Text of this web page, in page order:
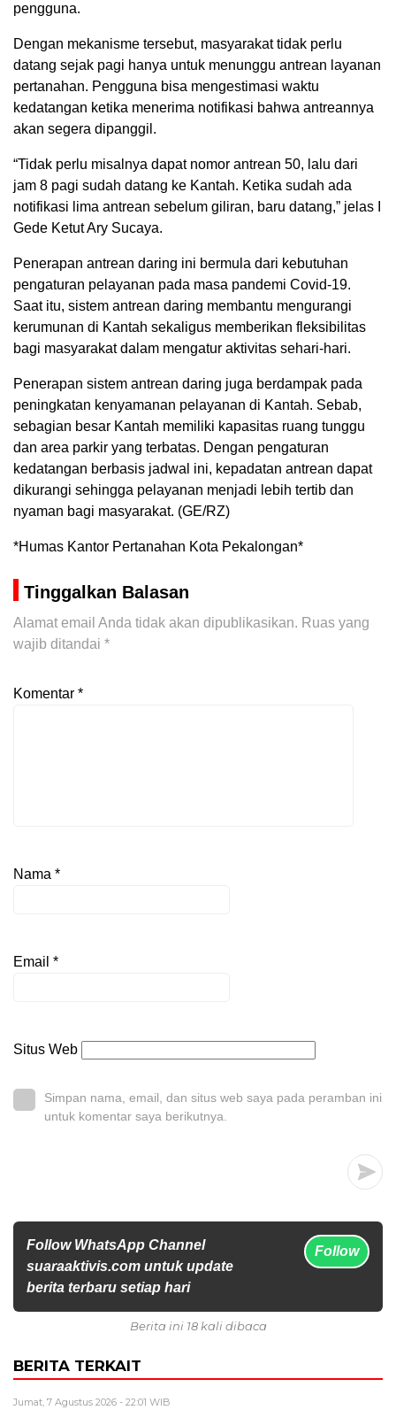
pengguna.
Dengan mekanisme tersebut, masyarakat tidak perlu
datang sejak pagi hanya untuk menunggu antrean layanan
pertanahan. Pengguna bisa mengestimasi waktu
kedatangan ketika menerima notifikasi bahwa antreannya
akan segera dipanggil.
“Tidak perlu misalnya dapat nomor antrean 50, lalu dari
jam 8 pagi sudah datang ke Kantah. Ketika sudah ada
notifikasi lima antrean sebelum giliran, baru datang,” jelas I
Gede Ketut Ary Sucaya.
Penerapan antrean daring ini bermula dari kebutuhan
pengaturan pelayanan pada masa pandemi Covid-19.
Saat itu, sistem antrean daring membantu mengurangi
kerumunan di Kantah sekaligus memberikan fleksibilitas
bagi masyarakat dalam mengatur aktivitas sehari-hari.
Penerapan sistem antrean daring juga berdampak pada
peningkatan kenyamanan pelayanan di Kantah. Sebab,
sebagian besar Kantah memiliki kapasitas ruang tunggu
dan area parkir yang terbatas. Dengan pengaturan
kedatangan berbasis jadwal ini, kepadatan antrean dapat
dikurangi sehingga pelayanan menjadi lebih tertib dan
nyaman bagi masyarakat. (GE/RZ)
*Humas Kantor Pertanahan Kota Pekalongan*
Tinggalkan Balasan
Alamat email Anda tidak akan dipublikasikan. Ruas yang
wajib ditandai *
Komentar *
Nama *
Email *
Situs Web
Simpan nama, email, dan situs web saya pada peramban ini
untuk komentar saya berikutnya.
Follow WhatsApp Channel
suaraaktivis.com untuk update
berita terbaru setiap hari
Follow
Berita ini 18 kali dibaca
BERITA TERKAIT
Jumat, 7 Agustus 2026 - 22:01 WIB